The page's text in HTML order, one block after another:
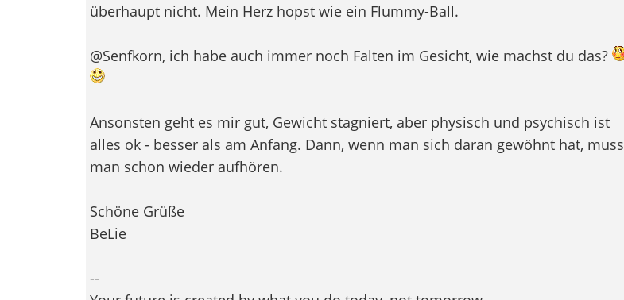
überhaupt nicht. Mein Herz hopst wie ein Flummy-Ball.
@Senfkorn, ich habe auch immer noch Falten im Gesicht, wie machst du das?
Ansonsten geht es mir gut, Gewicht stagniert, aber physisch und psychisch ist
alles ok - besser als am Anfang. Dann, wenn man sich daran gewöhnt hat, muss
man schon wieder aufhören.
Schöne Grüße
BeLie
--